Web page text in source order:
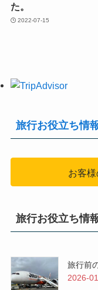
た。
2022-07-15
旅行お役立ち情
お客
旅行お役立ち情
旅行前
2026-